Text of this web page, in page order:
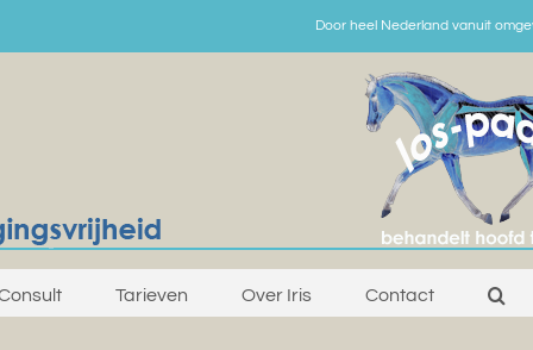
Door heel Nederland vanuit
Tarieven Over Iris Contact